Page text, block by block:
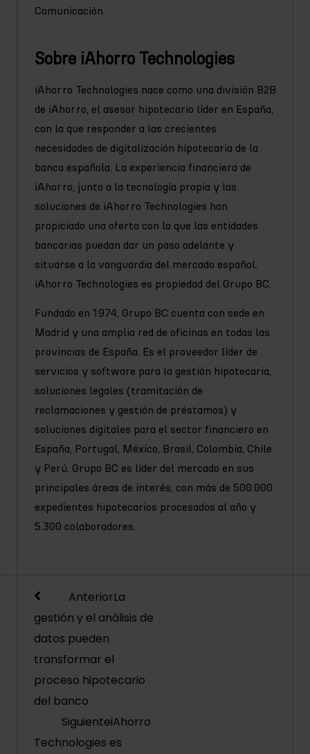
Comunicación.
Sobre iAhorro Technologies
iAhorro Technologies nace como una división B2B
de iAhorro, el asesor hipotecario líder en España,
con la que responder a las crecientes
necesidades de digitalización hipotecaria de la
banca española. La experiencia financiera de
iAhorro, junto a la tecnología propia y las
soluciones de iAhorro Technologies han
propiciado una oferta con la que las entidades
bancarias puedan dar un paso adelante y
situarse a la vanguardia del mercado español.
iAhorro Technologies es propiedad del Grupo BC.
Fundado en 1974, Grupo BC cuenta con sede en
Madrid y una amplia red de oficinas en todas las
provincias de España. Es el proveedor líder de
servicios y software para la gestión hipotecaria,
soluciones legales (tramitación de
reclamaciones y gestión de préstamos) y
soluciones digitales para el sector financiero en
España, Portugal, México, Brasil, Colombia, Chile
y Perú. Grupo BC es líder del mercado en sus
principales áreas de interés, con más de 500.000
expedientes hipotecarios procesados al año y
5.300 colaboradores.
AnteriorLa
gestión y el análisis de
datos pueden
transformar el
proceso hipotecario
del banco
SiguienteiAhorro
Technologies es